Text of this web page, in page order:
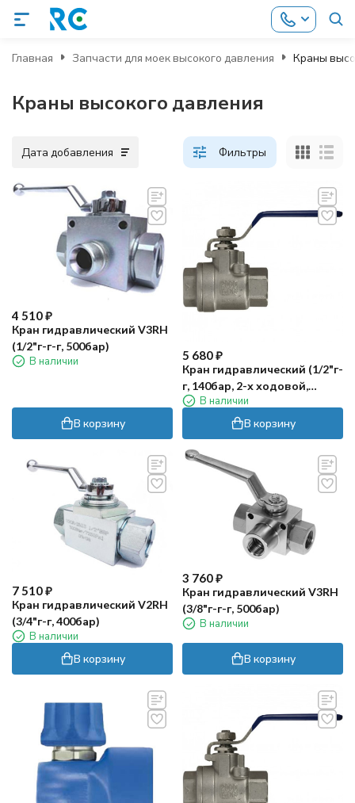
Главная Запчасти для моек высокого давления Краны
Краны высокого давления
Дата добавления Фильтры
4 510₽
Кран гидравлический V3RH
(1/2"г-г-г, 500бар)
В наличии
В корзину
5 680₽
Кран гидравлический (1/2"г-
г, 140бар, 2-х ходовой,
нерж) R+M
В наличии
В корзину
7 510₽
Кран гидравлический V2RH
(3/4"г-г, 400бар)
В наличии
В корзину
3 760₽
Кран гидравлический V3RH
(3/8"г-г-г, 500бар)
В наличии
В корзину